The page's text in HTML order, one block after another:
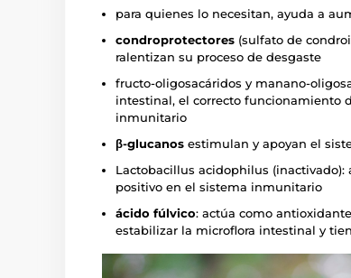
para quienes lo necesitan, ayuda a
condroprotectores (sulfato de
ralentizan su proceso de desgaste
fructo-oligosacáridos y manano-
intestinal, el correcto funcionamiento
inmunitario
β-glucanos estimulan y apoyan el
Lactobacillus acidophilus
positivo en el sistema inmunitario
ácido fúlvico: actúa como
estabilizar la microflora intestinal y